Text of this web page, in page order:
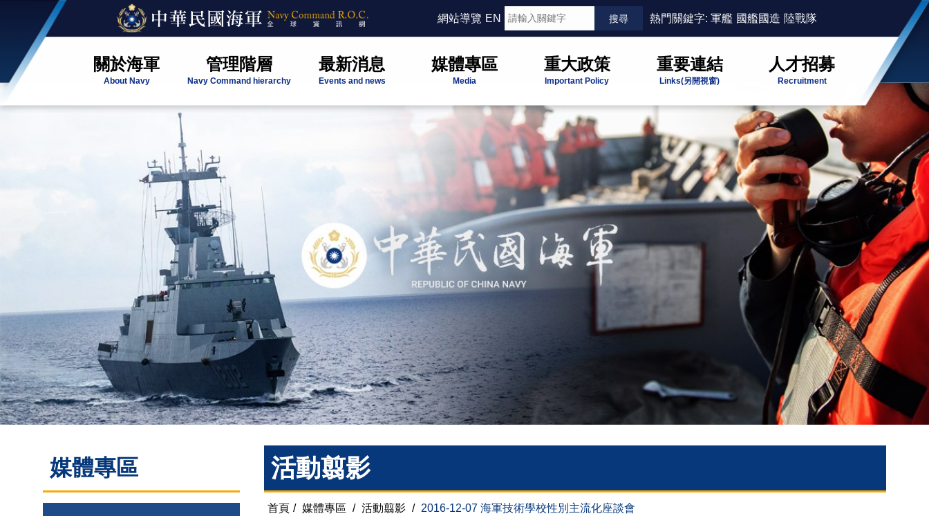
網站導覽 EN 熱門關鍵字: 軍艦 國艦國造 陸戰隊
關於海軍
About Navy
管理階層
Navy Command hierarchy
最新消息
Events and news
媒體專區
Media
重大政策
Important Policy
重要連結
Links(另開視窗)
人才招募
Recruitment
媒體專區 活動翦影
首頁 / 媒體專區 / 活動翦影 / 2016-12-07 海軍技術學校性別主流化座談會